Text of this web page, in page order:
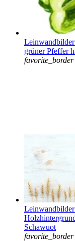
grüner Pfeffer
favorite_border
Schawuot
favorite_border